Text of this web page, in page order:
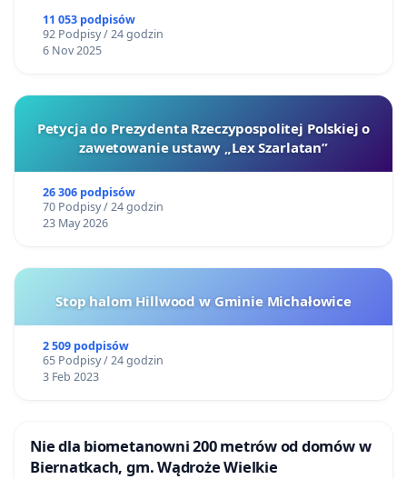
- Narusza zasady demokratycznej kontroli i
stabilności prawa,
- Generuje podwójne opodatkowanie
konsumentów,
- Jest niesprawiedliwa redystrybucyjnie i może
pogłębić wykluczenie cyfrowe,
- Uderza w małych producentów i dystrybutorów.
Wobec istnienia skuteczniejszych i bardziej
sprawiedliwych środków wsparcia twórców, opłata
reprograficzna powinna zostać odrzucona.
11 053 podpisów
92 Podpisy / 24 godzin
6 Nov 2025
Petycja do Prezydenta Rzeczypospolitej Polskiej o
zawetowanie ustawy „Lex Szarlatan”
26 306 podpisów
70 Podpisy / 24 godzin
23 May 2026
Stop halom Hillwood w Gminie Michałowice
2 509 podpisów
65 Podpisy / 24 godzin
3 Feb 2023
Nie dla biometanowni 200 metrów od domów w
Biernatkach, gm. Wądroże Wielkie